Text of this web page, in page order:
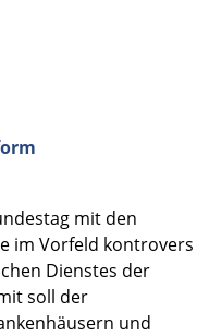
mit den
im Vorfeld kontrovers
Dienstes der
soll der
und